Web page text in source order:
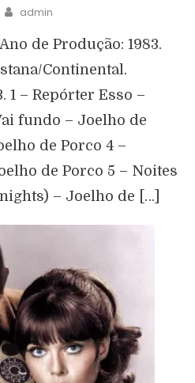
admin
de Produção: 1983.
Continental.
1 – Repórter Esso –
fundo – Joelho de
de Porco 4 –
de Porco 5 – Noites
– Joelho de […]